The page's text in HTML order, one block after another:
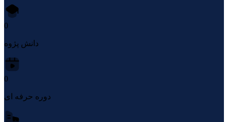
0
دانش پژوه
0
دوره حرفه ای